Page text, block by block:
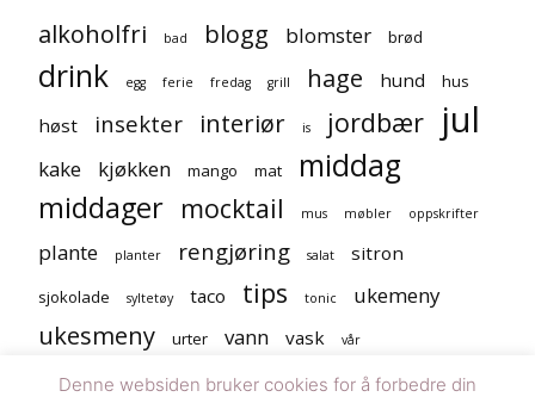
alkoholfri bad blogg blomster brød
drink egg ferie fredag grill hage hund hus
høst insekter interiør is jordbær jul
kake kjøkken mango mat middag
middager mocktail mus møbler oppskrifter
plante planter rengjøring salat sitron
sjokolade syltetøy taco tips tonic ukemeny
ukesmeny urter vann vask vår
Denne websiden bruker cookies for å forbedre din